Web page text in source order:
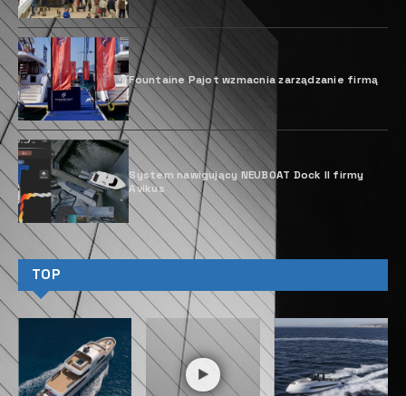
Fountaine Pajot wzmacnia zarządzanie firmą
System nawigujący NEUBOAT Dock II firmy
Avikus
TOP